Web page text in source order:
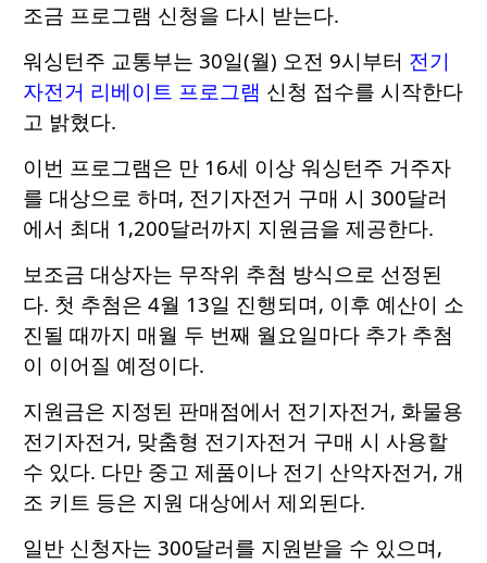
조금 프로그램 신청을 다시 받는다.
워싱턴주 교통부는 30일(월) 오전 9시부터 전기
자전거 리베이트 프로그램 신청 접수를 시작한다
고 밝혔다.
이번 프로그램은 만 16세 이상 워싱턴주 거주자
를 대상으로 하며, 전기자전거 구매 시 300달러
에서 최대 1,200달러까지 지원금을 제공한다.
보조금 대상자는 무작위 추첨 방식으로 선정된
다. 첫 추첨은 4월 13일 진행되며, 이후 예산이 소
진될 때까지 매월 두 번째 월요일마다 추가 추첨
이 이어질 예정이다.
지원금은 지정된 판매점에서 전기자전거, 화물용
전기자전거, 맞춤형 전기자전거 구매 시 사용할
수 있다. 다만 중고 제품이나 전기 산악자전거, 개
조 키트 등은 지원 대상에서 제외된다.
일반 신청자는 300달러를 지원받을 수 있으며,